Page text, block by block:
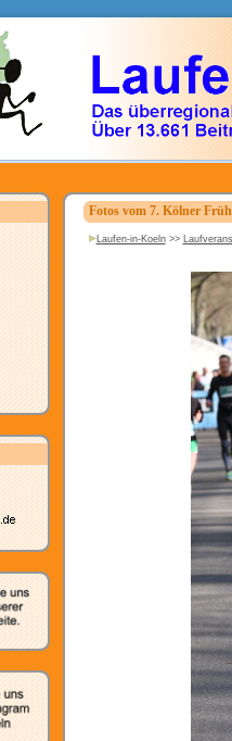
Fotos vom 7. Kölner
Laufen-in-Koeln>>